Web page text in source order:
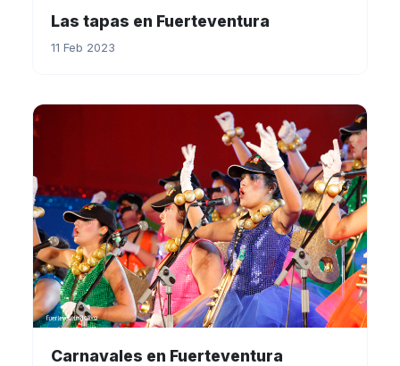
Las tapas en Fuerteventura
11 Feb 2023
Carnavales en Fuerteventura